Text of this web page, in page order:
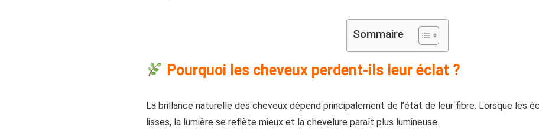
Sommaire
Pourquoi les cheveux perdent-ils leur éclat ?
La brillance naturelle des cheveux dépend principalement de l’état de leur fibre. Lorsque les
lisses, la lumière se reflète mieux et la chevelure paraît plus lumineuse.